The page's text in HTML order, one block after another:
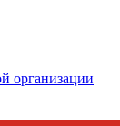
организации